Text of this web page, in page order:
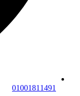
01001811491